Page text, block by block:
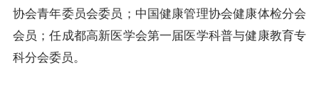
协会青年委员会委员；中国健康管理协会健康体检分会
会员；任成都高新医学会第一届医学科普与健康教育专
科分会委员。